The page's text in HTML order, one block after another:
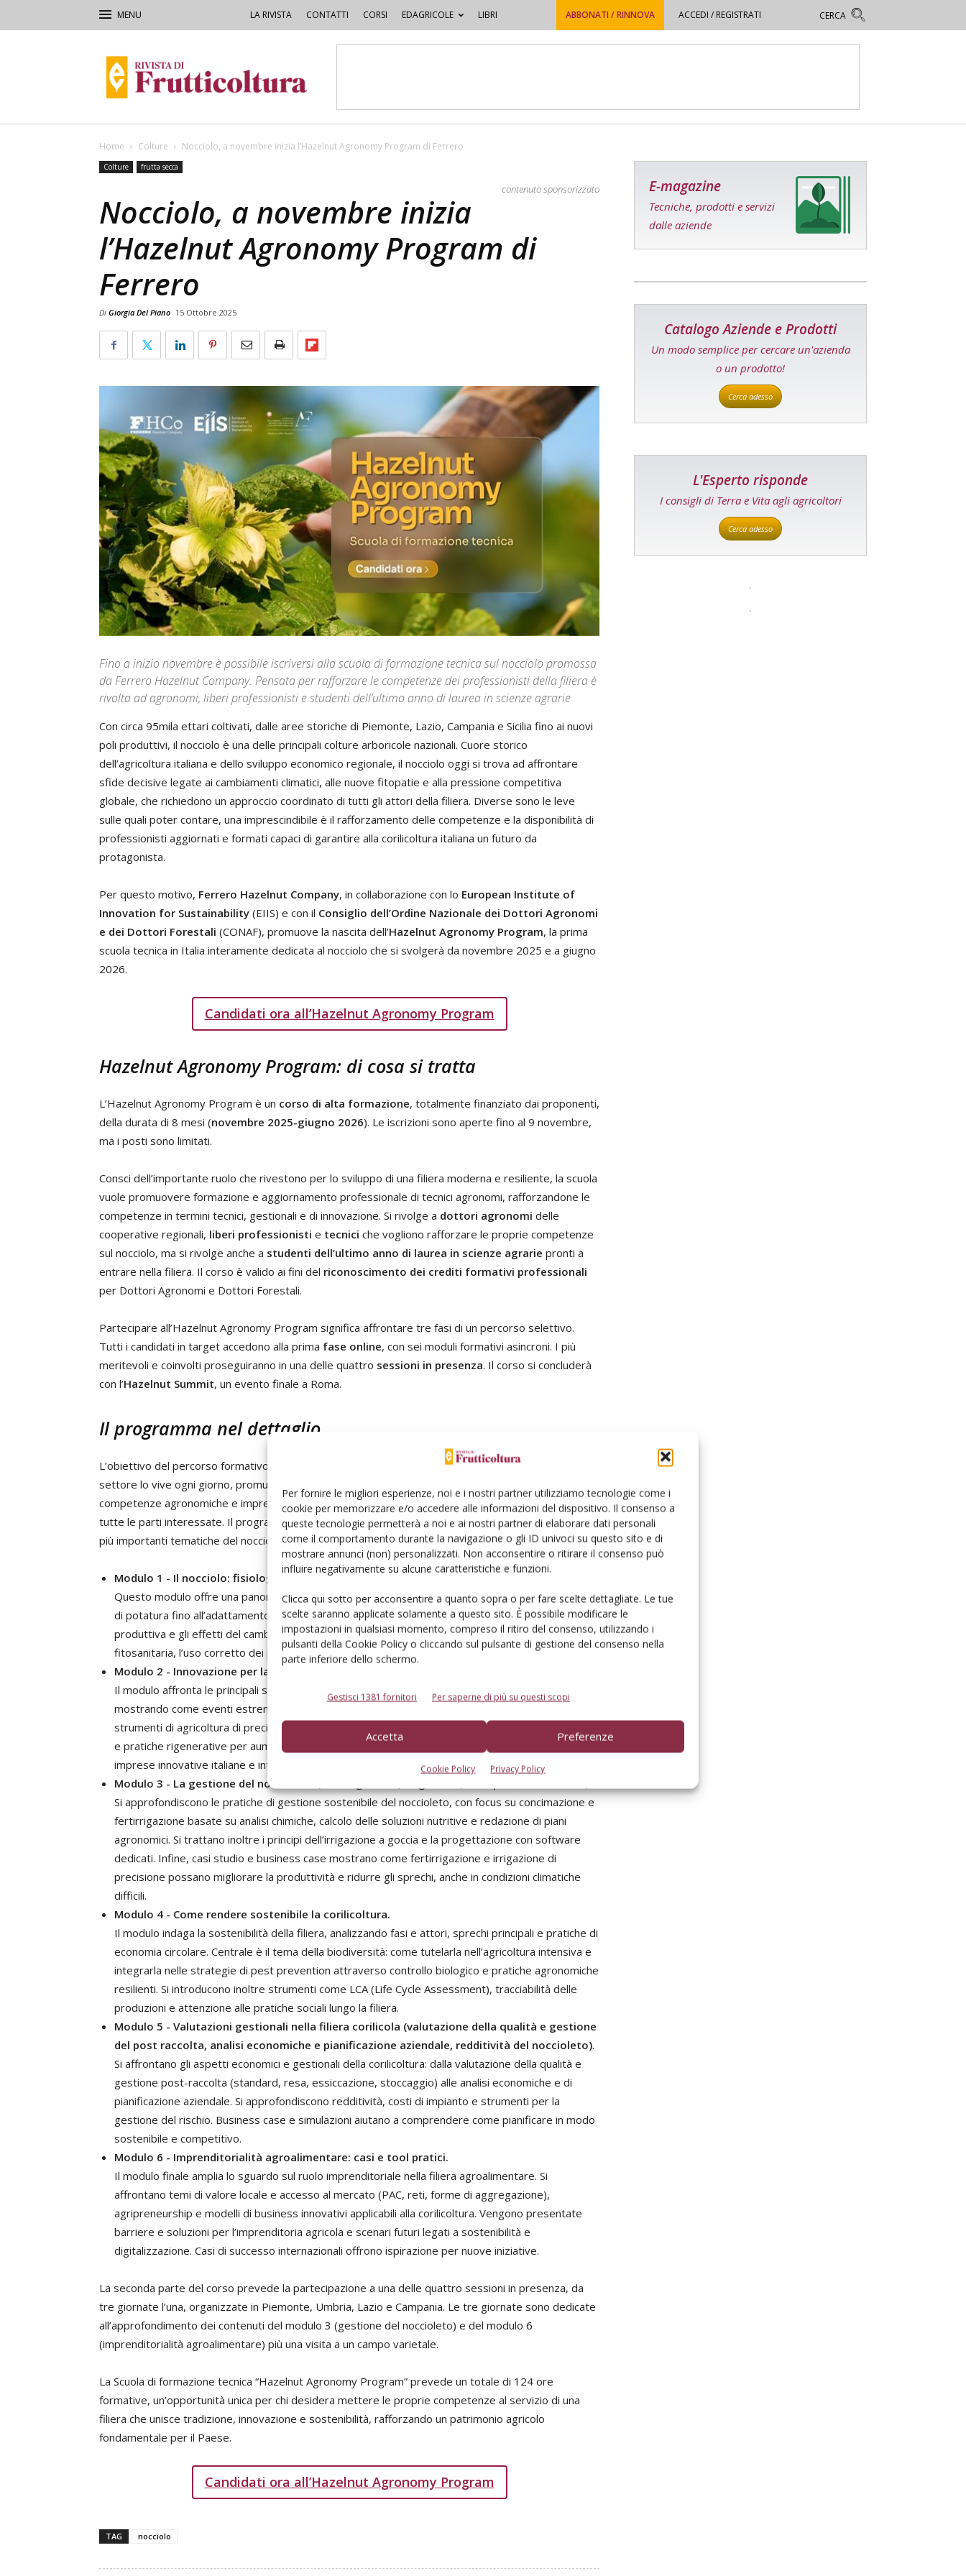
Per fornire le migliori esperienze, noi e i nostri partner utilizziamo tecnologie come i
cookie per memorizzare e/o accedere alle informazioni del dispositivo. Il consenso a
queste tecnologie permetterà a noi e ai nostri partner di elaborare dati personali
come il comportamento durante la navigazione o gli ID univoci su questo sito e di
mostrare annunci (non) personalizzati. Non acconsentire o ritirare il consenso può
influire negativamente su alcune caratteristiche e funzioni.
Clicca qui sotto per acconsentire a quanto sopra o per fare scelte dettagliate. Le tue
scelte saranno applicate solamente a questo sito. È possibile modificare le
impostazioni in qualsiasi momento, compreso il ritiro del consenso, utilizzando i
pulsanti della Cookie Policy o cliccando sul pulsante di gestione del consenso nella
parte inferiore dello schermo.
Gestisci 1381 fornitori Per saperne di più su questi scopi
Accetta Preferenze
Cookie Policy Privacy Policy
LA RIVISTA CONTATTI CORSI EDAGRICOLE LIBRI ABBONATI / RINNOVA ACCEDI / REGISTRATI
di
Frutticoltura
Home Colture Nocciolo, a novembre inizia l’Hazelnut Agronomy Program di Ferrero
Colture frutta secca
contenuto sponsorizzato
Nocciolo, a novembre inizia
l’Hazelnut Agronomy Program di
Ferrero
Di Giorgia Del Piano 15 Ottobre 2025
Fino a inizio novembre è possibile iscriversi alla scuola di formazione tecnica sul nocciolo promossa
da Ferrero Hazelnut Company. Pensata per rafforzare le competenze dei professionisti della filiera è
rivolta ad agronomi, liberi professionisti e studenti dell’ultimo anno di laurea in scienze agrarie
Con circa 95mila ettari coltivati, dalle aree storiche di Piemonte, Lazio, Campania e Sicilia fino ai nuovi
poli produttivi, il nocciolo è una delle principali colture arboricole nazionali. Cuore storico
dell’agricoltura italiana e dello sviluppo economico regionale, il nocciolo oggi si trova ad affrontare
sfide decisive legate ai cambiamenti climatici, alle nuove fitopatie e alla pressione competitiva
globale, che richiedono un approccio coordinato di tutti gli attori della filiera. Diverse sono le leve
sulle quali poter contare, una imprescindibile è il rafforzamento delle competenze e la disponibilità di
professionisti aggiornati e formati capaci di garantire alla corilicoltura italiana un futuro da
protagonista.
Per questo motivo, Ferrero Hazelnut Company, in collaborazione con lo European Institute of
Innovation for Sustainability (EIIS) e con il Consiglio dell’Ordine Nazionale dei Dottori Agronomi
e dei Dottori Forestali (CONAF), promuove la nascita dell’Hazelnut Agronomy Program, la prima
scuola tecnica in Italia interamente dedicata al nocciolo che si svolgerà da novembre 2025 e a giugno
2026.
Candidati ora all’Hazelnut Agronomy Program
Hazelnut Agronomy Program: di cosa si tratta
L’Hazelnut Agronomy Program è un corso di alta formazione, totalmente finanziato dai proponenti,
della durata di 8 mesi (novembre 2025-giugno 2026). Le iscrizioni sono aperte fino al 9 novembre,
ma i posti sono limitati.
Consci dell’importante ruolo che rivestono per lo sviluppo di una filiera moderna e resiliente, la scuola
vuole promuovere formazione e aggiornamento professionale di tecnici agronomi, rafforzandone le
competenze in termini tecnici, gestionali e di innovazione. Si rivolge a dottori agronomi delle
cooperative regionali, liberi professionisti e tecnici che vogliono rafforzare le proprie competenze
sul nocciolo, ma si rivolge anche a studenti dell’ultimo anno di laurea in scienze agrarie pronti a
entrare nella filiera. Il corso è valido ai fini del riconoscimento dei crediti formativi professionali
per Dottori Agronomi e Dottori Forestali.
Partecipare all’Hazelnut Agronomy Program significa affrontare tre fasi di un percorso selettivo.
Tutti i candidati in target accedono alla prima fase online, con sei moduli formativi asincroni. I più
meritevoli e coinvolti proseguiranno in una delle quattro sessioni in presenza. Il corso si concluderà
con l’Hazelnut Summit, un evento finale a Roma.
Il programma nel dettaglio
L’obiettivo del percorso formativo è supportare la crescita del settore corilicolo investendo su chi il
settore lo vive ogni giorno, promuovendo l’adozione di pratiche innovative, migliorando le
competenze agronomiche e imprenditoriali e favorendo la creazione di una rete di collaborazione tra
tutte le parti interessate. Il programma formativo asincrono online prevede sei moduli incentrati sulle
più importanti tematiche del nocciolo:
Modulo 1 - Il nocciolo: fisiologia, tecniche colturali e difesa.
Questo modulo offre una panoramica completa sulla fisiologia del nocciolo, dalle cultivar e tecniche
di potatura fino all’adattamento climatico e fabbisogno idrico. Si analizzano le cause della crisi
produttiva e gli effetti del cambiamento climatico sulla resa, approfondendo anche la difesa
fitosanitaria, l’uso corretto dei prodotti e il quadro normativo europeo e nazionale.
Modulo 2 - Innovazione per la resilienza della filiera agroalimentare.
Il modulo affronta le principali sfide ambientali e climatiche che minacciano la corilicoltura,
mostrando come eventi estremi e scarsità di risorse impattino la produttività. Si esplorano
strumenti di agricoltura di precisione (sensori, piattaforme digitali, robotica, fertilizzazione mirata)
e pratiche rigenerative per aumentare la resilienza. Infine, vengono presentati casi studio di
imprese innovative italiane e internazionali.
Modulo 3 - La gestione del noccioleto (fertirrigazione, irrigazione, best practice resilienti).
Si approfondiscono le pratiche di gestione sostenibile del noccioleto, con focus su concimazione e
fertirrigazione basate su analisi chimiche, calcolo delle soluzioni nutritive e redazione di piani
agronomici. Si trattano inoltre i principi dell’irrigazione a goccia e la progettazione con software
dedicati. Infine, casi studio e business case mostrano come fertirrigazione e irrigazione di
precisione possano migliorare la produttività e ridurre gli sprechi, anche in condizioni climatiche
difficili.
Modulo 4 - Come rendere sostenibile la corilicoltura.
Il modulo indaga la sostenibilità della filiera, analizzando fasi e attori, sprechi principali e pratiche di
economia circolare. Centrale è il tema della biodiversità: come tutelarla nell’agricoltura intensiva e
integrarla nelle strategie di pest prevention attraverso controllo biologico e pratiche agronomiche
resilienti. Si introducono inoltre strumenti come LCA (Life Cycle Assessment), tracciabilità delle
produzioni e attenzione alle pratiche sociali lungo la filiera.
Modulo 5 - Valutazioni gestionali nella filiera corilicola (valutazione della qualità e gestione
del post raccolta, analisi economiche e pianificazione aziendale, redditività del noccioleto).
Si affrontano gli aspetti economici e gestionali della corilicoltura: dalla valutazione della qualità e
gestione post-raccolta (standard, resa, essiccazione, stoccaggio) alle analisi economiche e di
pianificazione aziendale. Si approfondiscono redditività, costi di impianto e strumenti per la
gestione del rischio. Business case e simulazioni aiutano a comprendere come pianificare in modo
sostenibile e competitivo.
Modulo 6 - Imprenditorialità agroalimentare: casi e tool pratici.
Il modulo finale amplia lo sguardo sul ruolo imprenditoriale nella filiera agroalimentare. Si
affrontano temi di valore locale e accesso al mercato (PAC, reti, forme di aggregazione),
agripreneurship e modelli di business innovativi applicabili alla corilicoltura. Vengono presentate
barriere e soluzioni per l’imprenditoria agricola e scenari futuri legati a sostenibilità e
digitalizzazione. Casi di successo internazionali offrono ispirazione per nuove iniziative.
La seconda parte del corso prevede la partecipazione a una delle quattro sessioni in presenza, da
tre giornate l’una, organizzate in Piemonte, Umbria, Lazio e Campania. Le tre giornate sono dedicate
all’approfondimento dei contenuti del modulo 3 (gestione del noccioleto) e del modulo 6
(imprenditorialità agroalimentare) più una visita a un campo varietale.
La Scuola di formazione tecnica “Hazelnut Agronomy Program” prevede un totale di 124 ore
formative, un’opportunità unica per chi desidera mettere le proprie competenze al servizio di una
filiera che unisce tradizione, innovazione e sostenibilità, rafforzando un patrimonio agricolo
fondamentale per il Paese.
Candidati ora all’Hazelnut Agronomy Program
TAG nocciolo
E-magazine
Tecniche, prodotti e servizi
dalle aziende
Catalogo Aziende e Prodotti
Un modo semplice per cercare un'azienda
o un prodotto!
Cerca adesso
L'Esperto risponde
I consigli di Terra e Vita agli agricoltori
Cerca adesso